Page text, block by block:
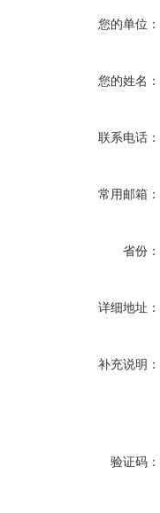
您的单位：
您的姓名：
联系电话：
常用邮箱：
省份：
详细地址：
补充说明：
验证码：